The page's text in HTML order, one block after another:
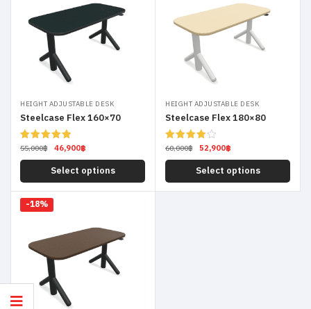
HEIGHT ADJUSTABLE DESK
Steelcase Flex 160×70
Rated 5.00
55,000฿ 46,900฿
Select options
HEIGHT ADJUSTABLE DESK
Steelcase Flex 180×80
Rated
of 5
60,000฿ 52,900฿
Select options
-18%